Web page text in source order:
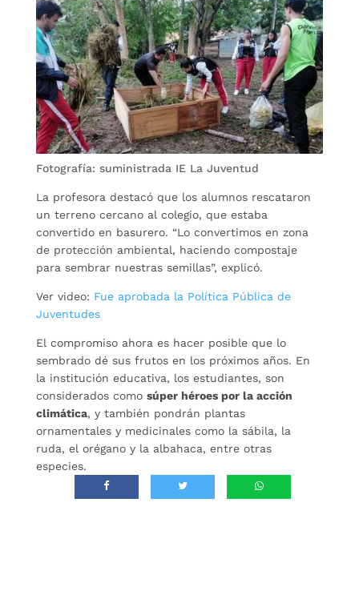
Fotografía: suministrada IE La Juventud
La profesora destacó que los alumnos rescataron
un terreno cercano al colegio, que estaba
convertido en basurero. “Lo convertimos en zona
de protección ambiental, haciendo compostaje
para sembrar nuestras semillas”, explicó.
Ver video: Fue aprobada la Política Pública de
Juventudes
El compromiso ahora es hacer posible que lo
sembrado dé sus frutos en los próximos años. En
la institución educativa, los estudiantes, son
considerados como súper héroes por la acción
climática, y también pondrán plantas
ornamentales y medicinales como la sábila, la
ruda, el orégano y la albahaca, entre otras
especies.